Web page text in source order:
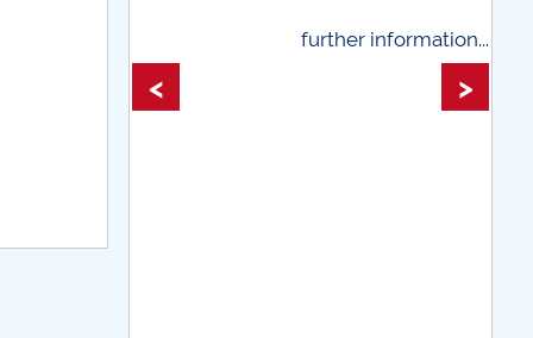
further information...
< >